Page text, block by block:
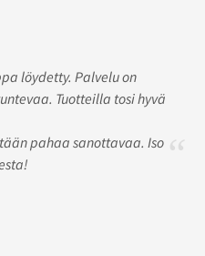
löydetty. Palvelu on
Tuotteilla tosi hyvä
pahaa sanottavaa. Iso